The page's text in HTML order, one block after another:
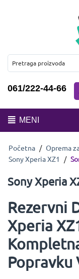
061/222-44-66
MENI
Početna / Oprema
Sony Xperia XZ1
/
Sony Xperia
Rezervni
Xperia
Popravku